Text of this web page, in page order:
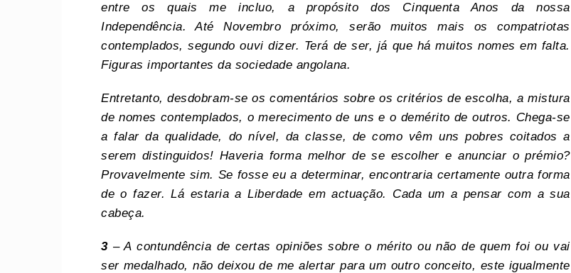
entre os quais me incluo, a propósito dos Cinquenta Anos da nossa
Independência. AtéNovembro próximo, serão muitos mais os compatriotas
contemplados, segundo ouvi dizer. Terá de ser, já que há muitos nomes em falta.
Figuras importantes da sociedade angolana.
Entretanto, desdobram-se os comentários sobre os critérios de escolha, a mistura
de nomes contemplados, o merecimento de uns e o demérito de outros. Chega-se
a falar da qualidade, do nível, da classe, de como vêm uns pobres coitados a
serem distinguidos! Haveria forma melhor de se escolher e anunciar o prémio?
Provavelmente sim. Se fosse eu a determinar, encontraria certamente outra forma
de o fazer. Lá estaria a Liberdade em actuação. Cada um a pensar com a sua
cabeça.
3 – A contundência de certas opiniões sobre o mérito ou não de quem foi ou vai
ser medalhado, não deixou de me alertar para um outro conceito, este igualmente